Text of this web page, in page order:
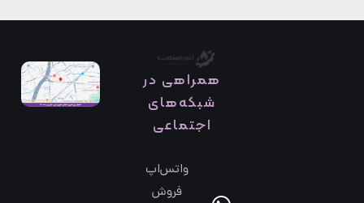
همراهی در
شبکه‌های
اجتماعی
واتس‌اپ
فروش